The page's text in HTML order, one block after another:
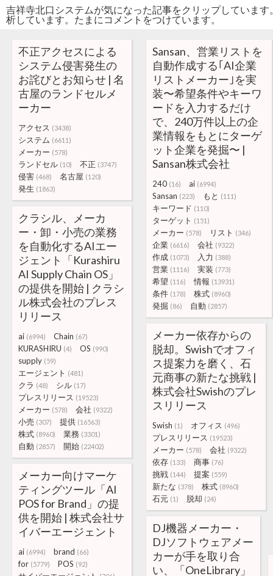
吉祥寺北口システムが気になった記事をクリップしていま
析しています。たまにコメントをつけています。
不正アクセスによる
システム侵害発生の
お詫びとお知らせ | 名
古屋のランドセルメ
ーカー
アクセス (3438)
システム (6611)
メーカー (578)
ランドセル (10) 不正 (3747)
侵害 (468) 名古屋 (120)
発生 (1863)
Sansan、営業リストを
自動作成する｢AI企業
リストメーカー｣を実
装〜希望条件やキーワ
ードを入力するだけ
で、240万件以上の企
業情報をもとにターゲ
ット企業を発掘〜 |
Sansan株式会社
240 (16) ai (6994)
Sansan (223) もと (111)
キーワード (110)
ターゲット (151)
メーカー (578) リスト (346)
企業 (6616) 会社 (9322)
作成 (1073) 入力 (388)
営業 (1116) 実装 (773)
希望 (116) 情報 (13931)
条件 (178) 株式 (8960)
発掘 (86) 自動 (2857)
クラシル、メーカ
ー・卸・小売の業務
を自動化するAIエー
ジェント「Kurashiru
AI Supply Chain OS」
の提供を開始 | クラシ
ル株式会社のプレス
リリース
ai (6994) Chain (67)
KURASHIRU (4) OS (990)
supply (59)
エージェント (481)
クラ (48) シル (17)
プレスリリース (19523)
メーカー (578) 会社 (9322)
小売 (307) 提供 (16563)
株式 (8960) 業務 (3301)
自動 (2857) 開始 (22402)
メーカー依存からの
脱却。Swishでオフィ
ス提案力を磨く、石
元商事の新たな挑戦 |
株式会社Swishのプレ
スリリース
Swish (1) オフィス (496)
プレスリリース (19523)
メーカー (578) 会社 (9322)
依存 (133) 商事 (76)
挑戦 (144) 提案 (559)
新たな (378) 株式 (8960)
石元 (1) 脱却 (24)
メーカー向けマーケ
ティングツール「AI
POS for Brand」の提
供を開始 | 株式会社サ
イバーエージェント
ai (6994) brand (66)
for (5779) POS (92)
DJ機器メーカー・
DJソフトウェアメー
カーが手を取り合
い、「OneLibrary」